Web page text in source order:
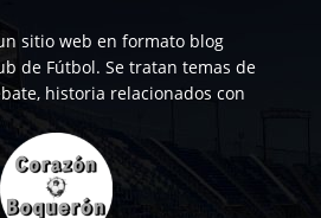
sitio web en formato blog
de Fútbol. Se tratan temas de
historia relacionados con